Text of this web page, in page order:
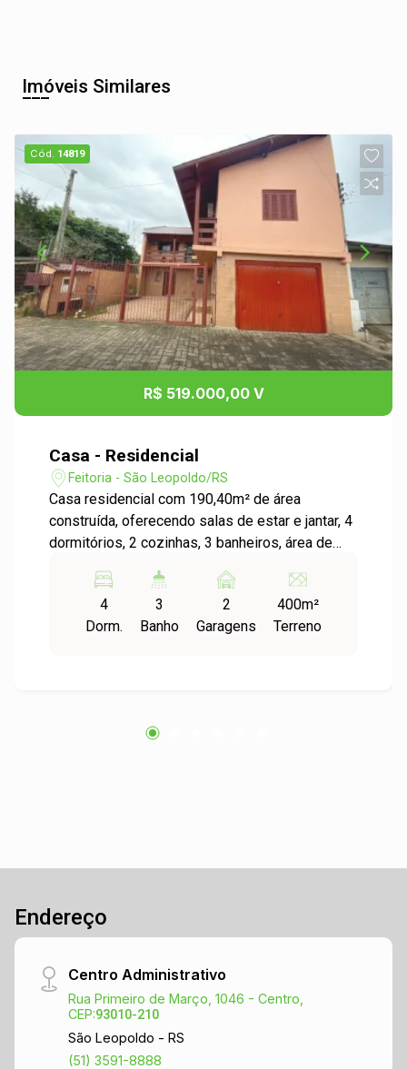
Imóveis Similares
Cód. 14819
R$ 519.000,00 V
Casa - Residencial
Feitoria - São Leopoldo/RS
Casa residencial com 190,40m² de área
construída, oferecendo salas de estar e jantar, 4
dormitórios, 2 cozinhas, 3 banheiros, área de
ideais para sua família. Agende uma visita e
transforme seu sonho em realidade!
4
Dorm.
3
Banho
2
Garagens
400m²
Terreno
Endereço
Centro Administrativo
Rua Primeiro de Março, 1046 - Centro,
CEP:93010-210
São Leopoldo - RS
(51) 3591-8888